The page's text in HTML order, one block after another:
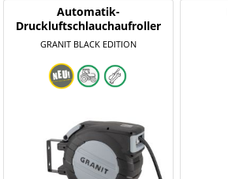
Automatik-
Druckluftschlauchaufroller
GRANIT BLACK EDITION